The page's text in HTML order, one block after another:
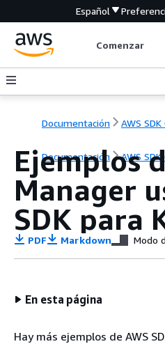
Español
Comenzar
Documentación AWS
Documentación AWS
Ejemplos
Manager
SDK para
PDF Markdown Modo
En esta página
Hay más ejemplos de AWS